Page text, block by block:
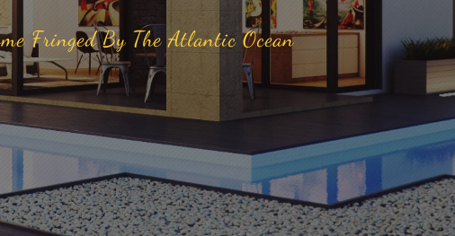
Fringed By The Atlantic Ocean